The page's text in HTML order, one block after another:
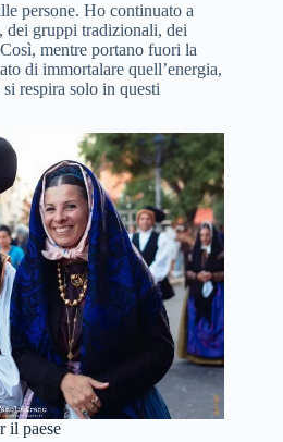
persone. Ho continuato a
dei gruppi tradizionali, dei
mentre portano fuori la
di immortalare quell’energia,
respira solo in questi
il paese